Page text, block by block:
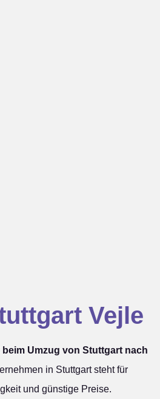
Vejle
Umzug von Stuttgart nach
in Stuttgart steht für
und günstige Preise.